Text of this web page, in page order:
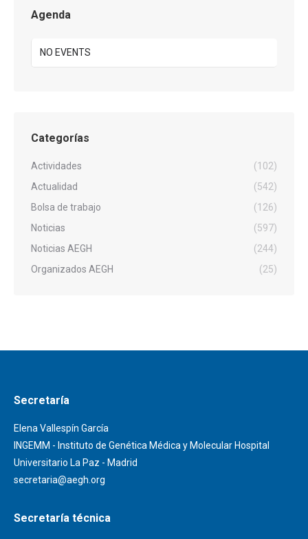
Agenda
NO EVENTS
Categorías
Actividades
(102)
Actualidad
(542)
Bolsa de trabajo
(126)
Noticias
(597)
Noticias AEGH
(244)
Organizados AEGH
(25)
Secretaría
Elena Vallespín García
INGEMM - Instituto de Genética Médica y Molecular Hospital
Universitario La Paz - Madrid
secretaria@aegh.org
Secretaría técnica